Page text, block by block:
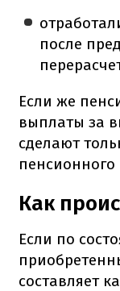
после
Если же
выплаты за
сделают
пенсионного
Как
Если по
составляет